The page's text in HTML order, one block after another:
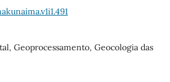
Geoprocessamento, Geocologia das